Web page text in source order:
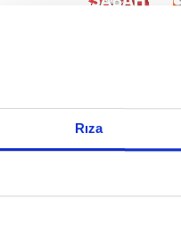
Rıza